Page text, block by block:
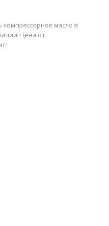
компрессорное масло в
Цена от